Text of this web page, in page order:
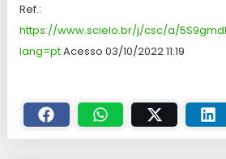
Ref.:
https://www.scielo.br/j/csc/a/
lang=ptAcesso 03/10/2022 11:19